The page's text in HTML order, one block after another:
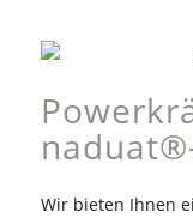
Wir bieten Ihnen